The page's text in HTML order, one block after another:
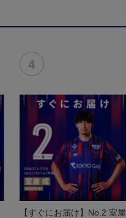
【すぐにお届け】No.2 室屋